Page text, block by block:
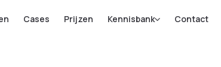
Cases Prijzen Kennisbank Contact